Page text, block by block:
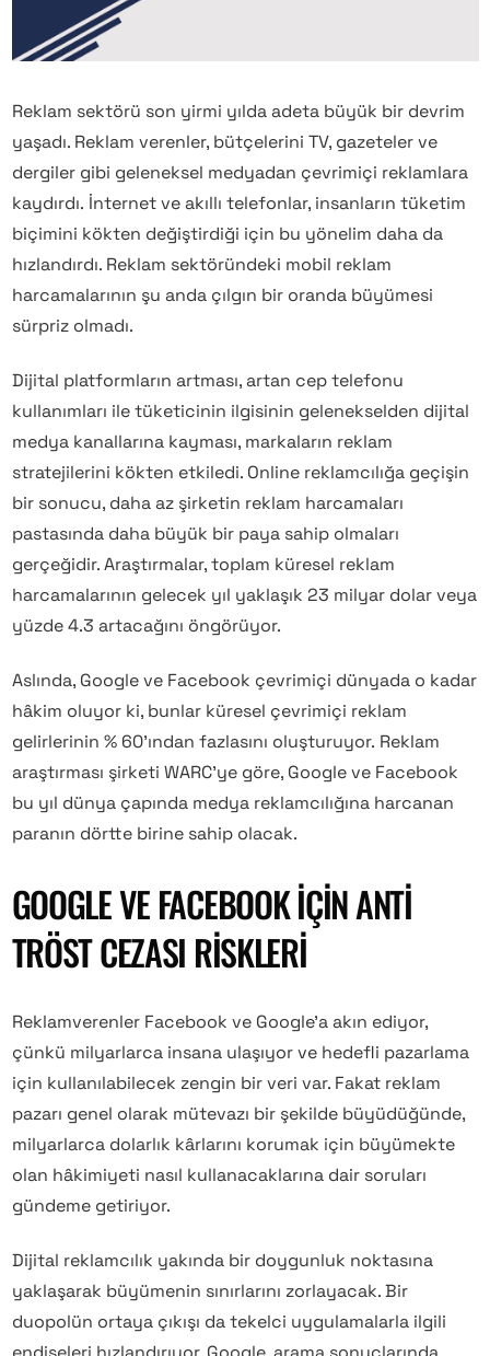
Reklam sektörü son yirmi yılda adeta büyük bir devrim
yaşadı. Reklam verenler, bütçelerini TV, gazeteler ve
dergiler gibi geleneksel medyadan çevrimiçi reklamlara
kaydırdı. İnternet ve akıllı telefonlar, insanların tüketim
biçimini kökten değiştirdiği için bu yönelim daha da
hızlandırdı. Reklam sektöründeki mobil reklam
harcamalarının şu anda çılgın bir oranda büyümesi
sürpriz olmadı.
Dijital platformların artması, artan cep telefonu
kullanımları ile tüketicinin ilgisinin gelenekselden dijital
medya kanallarına kayması, markaların reklam
stratejilerini kökten etkiledi. Online reklamcılığa geçişin
bir sonucu, daha az şirketin reklam harcamaları
pastasında daha büyük bir paya sahip olmaları
gerçeğidir. Araştırmalar, toplam küresel reklam
harcamalarının gelecek yıl yaklaşık 23 milyar dolar veya
yüzde 4.3 artacağını öngörüyor.
Aslında, Google ve Facebook çevrimiçi dünyada o kadar
hâkim oluyor ki, bunlar küresel çevrimiçi reklam
gelirlerinin % 60’ından fazlasını oluşturuyor. Reklam
araştırması şirketi WARC’ye göre, Google ve Facebook
bu yıl dünya çapında medya reklamcılığına harcanan
paranın dörtte birine sahip olacak.
GOOGLE VE FACEBOOK IÇIN ANTI
TRÖST CEZASI RISKLERI
Reklamverenler Facebook ve Google’a akın ediyor,
çünkü milyarlarca insana ulaşıyor ve hedefli pazarlama
için kullanılabilecek zengin bir veri var. Fakat reklam
pazarı genel olarak mütevazı bir şekilde büyüdüğünde,
milyarlarca dolarlık kârlarını korumak için büyümekte
olan hâkimiyeti nasıl kullanacaklarına dair soruları
gündeme getiriyor.
Dijital reklamcılık yakında bir doygunluk noktasına
yaklaşarak büyümenin sınırlarını zorlayacak. Bir
duopolün ortaya çıkışı da tekelci uygulamalarla ilgili